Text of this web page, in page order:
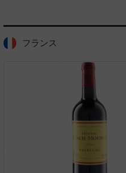
フランス